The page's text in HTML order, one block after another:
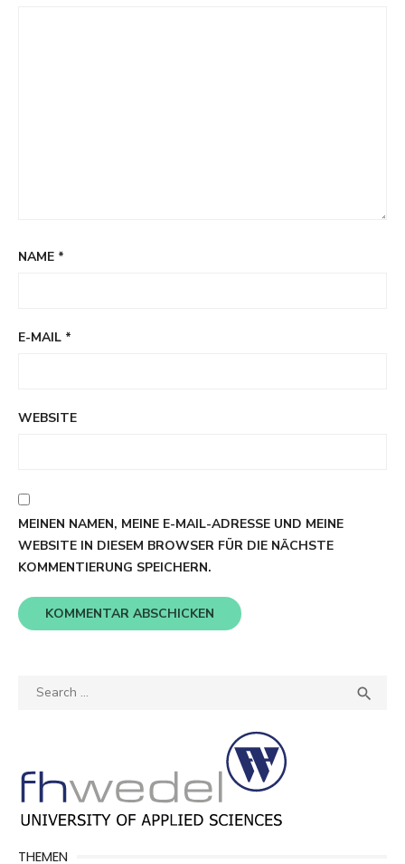
NAME *
E-MAIL *
WEBSITE
MEINEN NAMEN, MEINE E-MAIL-ADRESSE UND MEINE
WEBSITE IN DIESEM BROWSER FÜR DIE NÄCHSTE
KOMMENTIERUNG SPEICHERN.
Search

THEMEN